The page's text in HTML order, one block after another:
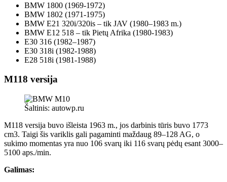
BMW 1800 (1969-1972)
BMW 1802 (1971-1975)
BMW E21 320i/320is – tik JAV (1980–1983 m.)
BMW E12 518 – tik Pietų Afrika (1980-1983)
E30 316 (1982–1987)
E30 318i (1982-1988)
E28 518i (1981-1988)
M118 versija
Šaltinis: autowp.ru
M118 versija buvo išleista 1963 m., jos darbinis tūris buvo 1773
cm3. Taigi šis variklis gali pagaminti maždaug 89–128 AG, o
sukimo momentas yra nuo 106 svarų iki 116 svarų pėdų esant 3000–
5100 aps./min.
Galimas: